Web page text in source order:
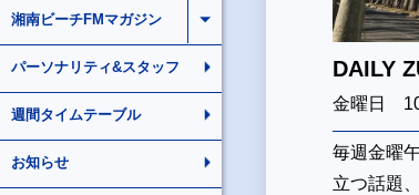
湘南ビーチFMマガジン
パーソナリティ&スタッフ
週間タイムテーブル
お知らせ
DAILY
金曜日
毎週金曜
立つ話題